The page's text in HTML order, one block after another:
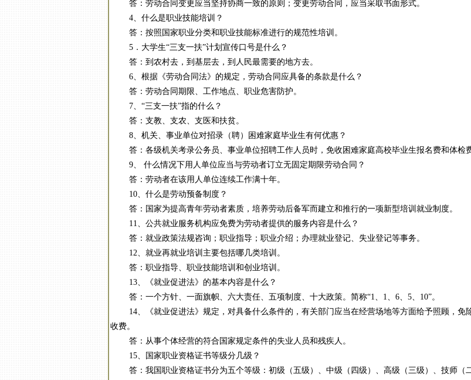
答：劳动合同变更应当坚持协商一致的原则；变更劳动合同，应当采取书面形式。
4、什么是职业技能培训？
答：按照国家职业分类和职业技能标准进行的规范性培训。
5．大学生“三支一扶”计划宣传口号是什么？
答：到农村去，到基层去，到人民最需要的地方去。
6、根据《劳动合同法》的规定，劳动合同应具备的条款是什么？
答：劳动合同期限、工作地点、职业危害防护。
7、“三支一扶”指的什么？
答：支教、支农、支医和扶贫。
8、机关、事业单位对招录（聘）困难家庭毕业生有何优惠？
答：各级机关考录公务员、事业单位招聘工作人员时，免收困难家庭高校毕业生报名费和体检费
9、 什么情况下用人单位应当与劳动者订立无固定期限劳动合同？
答：劳动者在该用人单位连续工作满十年。
10、什么是劳动预备制度？
答：国家为提高青年劳动者素质，培养劳动后备军而建立和推行的一项新型培训就业制度。
11、公共就业服务机构应免费为劳动者提供的服务内容是什么？
答：就业政策法规咨询；职业指导；职业介绍；办理就业登记、失业登记等事务。
12、就业再就业培训主要包括哪几类培训。
答：职业指导、职业技能培训和创业培训。
13、《就业促进法》的基本内容是什么？
答：一个方针、一面旗帜、六大责任、五项制度、十大政策。简称“1、1、6、5、10”。
14、《就业促进法》规定，对具备什么条件的，有关部门应当在经营场地等方面给予照顾，免
收费。
答：从事个体经营的符合国家规定条件的失业人员和残疾人。
15、国家职业资格证书等级分几级？
答：我国职业资格证书分为五个等级：初级（五级）、中级（四级）、高级（三级）、技师（